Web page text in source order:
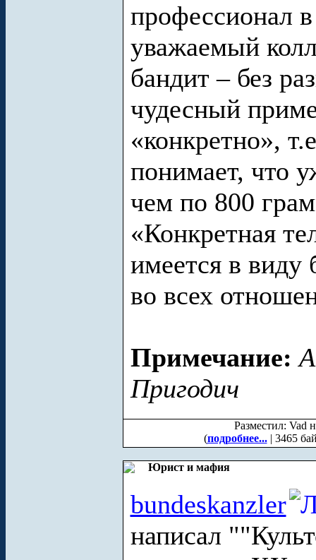
профессионал
уважаемый
бандит – без
чудесный
«конкретно»,
понимает, что
чем по 800
«Конкретная
имеется в
во всех
Примечание:
Пригодич
Разместил: Vad
(подробнее...| 3465
Юрист и мафия
bundeskanzler
написал